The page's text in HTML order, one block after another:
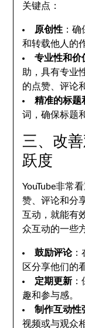
关键点：
原创性 ：
和转载他人的
专业性和价
助，具有专业
的点赞、评论
精准的标题
词，确保标题
三、改
跃度
YouTube非常
赞、评论和分
互动，就能有
众互动的一些
鼓励评论：
区分享他们的
定期更新
趣和参与感。
制作互动性
视频或与观众